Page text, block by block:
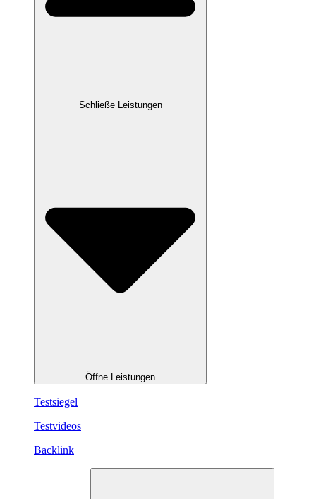
Schließe Leistungen
Öffne Leistungen
Testsiegel
Testvideos
Backlink